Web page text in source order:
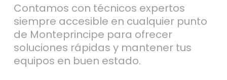
Contamos con técnicos expertos
siempre accesible en cualquier punto
de Monteprincipe para ofrecer
soluciones rápidas y mantener tus
equipos en buen estado.